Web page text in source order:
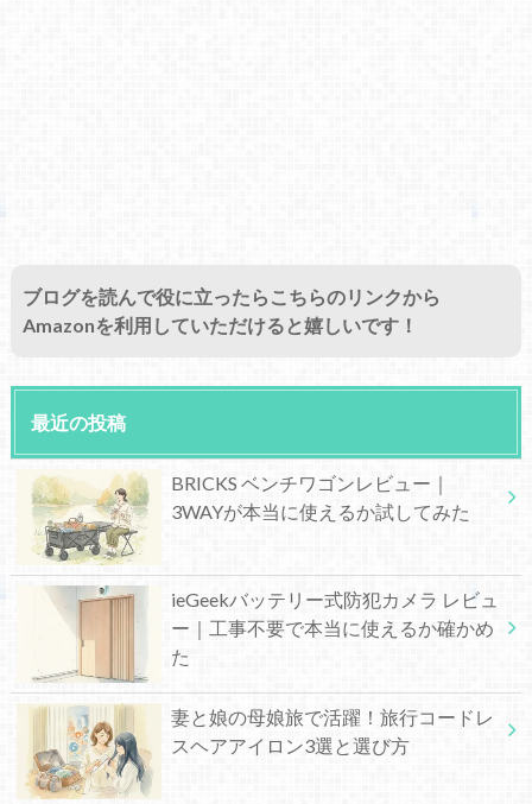
ブログを読んで役に立ったらこちらのリンクから
Amazonを利用していただけると嬉しいです！
最近の投稿
BRICKS ベンチワゴンレビュー｜
3WAYが本当に使えるか試してみた
ieGeekバッテリー式防犯カメラ レビュ
ー｜工事不要で本当に使えるか確かめ
た
妻と娘の母娘旅で活躍！旅行コードレ
スヘアアイロン3選と選び方